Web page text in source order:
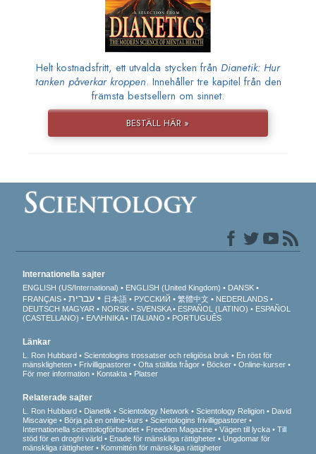
Helt kostnadsfritt, ett utvalda stycken från Dianetik: Hur
tanken påverkar kroppen. Innehåller tre kapitel från den
främsta bestsellern om sinnet.
BESTÄLL HÄR »
Internationella sajter
ENGLISH (US/International) ENGLISH (United Kingdom)
DANSK
FRANÇAIS
עברית 日本語 РУССКИЙ 繁體中文
NEDERLANDS
DEUTSCH MAGYAR NORSK SVENSKA ESPAÑOL (LATINO)
ESPAÑOL
(CASTELLANO)
ΕΛΛΗΝΙΚA ITALIANO PORTUGUÊS
Länkar
L. Ron Hubbard Scientologins trossatser och religiösa bruk
En röst för
mänskligheten
Frivilligpastorer Ofta ställda frågor Böcker
Online-kurser
För mer information
Kontakta Platser
Relaterade sajter
L. Ron Hubbard Dianetik Scientology Network Scientology Religion
David
Miscavige
Börja på en online-kurs
Scientologins frivilligpastorer
Internationella scientologförbundet
Freedom Magazine Vägen till lycka
Till
stöd för en drogfri värld
Enade för mänskliga rättigheter
Ungdomar för
mänskliga rättigheter
Kommittén för mänskliga rättigheter